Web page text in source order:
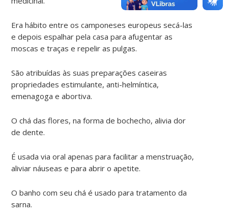
Era hábito entre os camponeses europeus secá-las
e depois espalhar pela casa para afugentar as
moscas e traças e repelir as pulgas.
São atribuídas às suas preparações caseiras
propriedades estimulante, anti-helmíntica,
emenagoga e abortiva.
O chá das flores, na forma de bochecho, alivia dor
de dente.
É usada via oral apenas para facilitar a menstruação,
aliviar náuseas e para abrir o apetite.
O banho com seu chá é usado para tratamento da
sarna.